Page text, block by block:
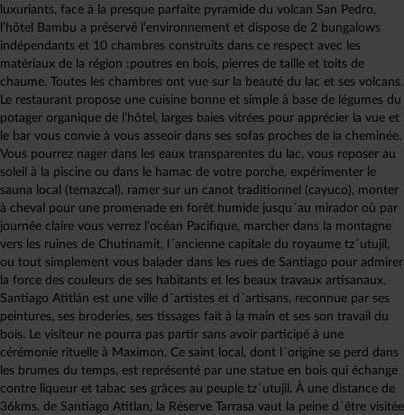
luxuriants, face à la presque parfaite pyramide du volcan San Pedro,
l’hôtel Bambu a préservé l’environnement et dispose de 2 bungalows
indépendants et 10 chambres construits dans ce respect avec les
matériaux de la région :poutres en bois, pierres de taille et toits de
chaume. Toutes les chambres ont vue sur la beauté du lac et ses volcans.
Le restaurant propose une cuisine bonne et simple à base de légumes du
potager organique de l’hôtel, larges baies vitrées pour apprécier la vue et
le bar vous convie à vous asseoir dans ses sofas proches de la cheminée.
Vous pourrez nager dans les eaux transparentes du lac, vous reposer au
soleil à la piscine ou dans le hamac de votre porche, expérimenter le
sauna local (temazcal), ramer sur un canot traditionnel (cayuco), monter
à cheval pour une promenade en forêt humide jusqu´au mirador où par
journée claire vous verrez l’océan Pacifique, marcher dans la montagne
vers les ruines de Chutinamit, l´ancienne capitale du royaume tz´utujil,
ou tout simplement vous balader dans les rues de Santiago pour admirer
la force des couleurs de ses habitants et les beaux travaux artisanaux.
Santiago Atitlán est une ville d´artistes et d´artisans, reconnue par ses
peintures, ses broderies, ses tissages fait à la main et ses son travail du
bois. Le visiteur ne pourra pas partir sans avoir participé à une
cérémonie rituelle à Maximon. Ce saint local, dont l´origine se perd dans
les brumes du temps, est représenté par une statue en bois qui échange
contre liqueur et tabac ses grâces au peuple tz´utujil. À une distance de
36kms. de Santiago Atitlan, la Réserve Tarrasa vaut la peine d´être visitée